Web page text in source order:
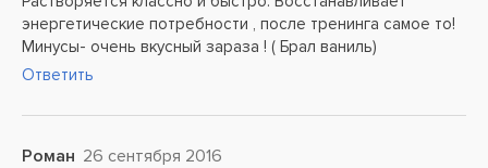
энергетические потребности , после тренинга самое то!
Минусы- очень вкусный зараза ! ( Брал ваниль)
Ответить
Роман 26 сентября 2016